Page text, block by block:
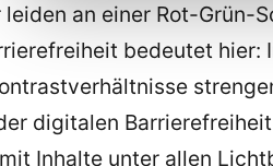
leiden an einer Rot-Grün-
bedeutet
digitalen
Inhalte unter allen